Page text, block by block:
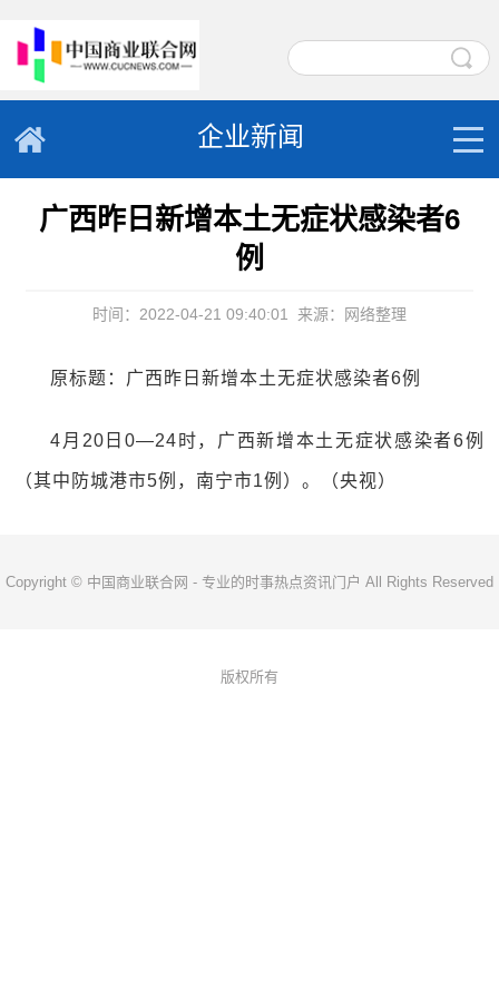
企业新闻
广西昨日新增本土无症状感染者6
例
时间：2022-04-21 09:40:01 来源：网络整理
原标题：广西昨日新增本土无症状感染者6例
4月20日0—24时，广西新增本土无症状感染者6例
（其中防城港市5例，南宁市1例）。（央视）
Copyright © 中国商业联合网 - 专业的时事热点资讯门户 All Rights Reserved
版权所有